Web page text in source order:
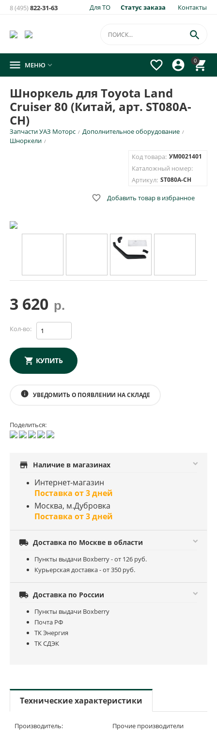
Для ТО Статус заказа Контакты
8 (495)822-31-63
0




 МЕНЮ 
Шноркель для Toyota Land
Cruiser 80 (Китай, арт. ST080A-
CH)
Запчасти УАЗ Моторс / Дополнительное оборудование /
Шноркели /
Код товара: УМ0021401
Каталожный номер:
Артикул: ST080A-CH
 Добавить товар в избранное
3 620 р.
Кол-во:
КУПИТЬ
info УВЕДОМИТЬ О ПОЯВЛЕНИИ НА СКЛАДЕ
товара:
×
Шноркель для Toyota Land Cruiser 80 (Китай, арт. ST080A-
CH)
E-mail для уведомления письмом
Номер телефона для SMS уведомления
Поделиться:
store Наличие в магазинах
Интернет-магазин
Поставка от 3 дней
Москва, м.Дубровка
Поставка от 3 дней
 Доставка по Москве в области
Пункты выдачи Boxberry - от 126 руб.
Курьерская доставка - от 350 руб.
 Доставка по России
Пункты выдачи Boxberry
Почта РФ
ТК Энергия
ТК СДЭК
Технические характеристики
Производитель: Прочие производители